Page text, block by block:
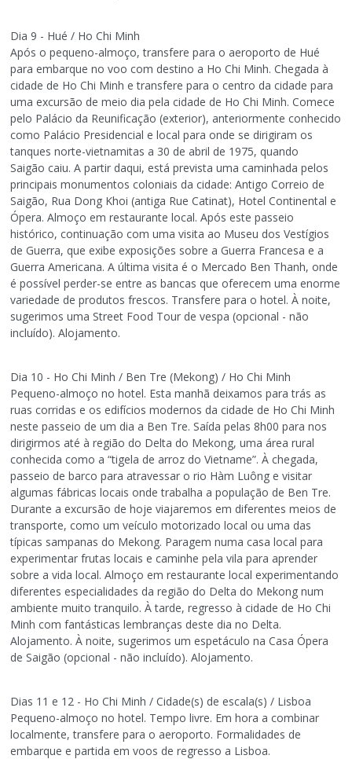
Dia 9 - Hué / Ho Chi Minh
Após o pequeno-almoço, transfere para o aeroporto de Hué
para embarque no voo com destino a Ho Chi Minh. Chegada à
cidade de Ho Chi Minh e transfere para o centro da cidade para
uma excursão de meio dia pela cidade de Ho Chi Minh. Comece
pelo Palácio da Reunificação (exterior), anteriormente conhecido
como Palácio Presidencial e local para onde se dirigiram os
tanques norte-vietnamitas a 30 de abril de 1975, quando
Saigão caiu. A partir daqui, está prevista uma caminhada pelos
principais monumentos coloniais da cidade: Antigo Correio de
Saigão, Rua Dong Khoi (antiga Rue Catinat), Hotel Continental e
Ópera. Almoço em restaurante local. Após este passeio
histórico, continuação com uma visita ao Museu dos Vestígios
de Guerra, que exibe exposições sobre a Guerra Francesa e a
Guerra Americana. A última visita é o Mercado Ben Thanh, onde
é possível perder-se entre as bancas que oferecem uma enorme
variedade de produtos frescos. Transfere para o hotel. À noite,
sugerimos uma Street Food Tour de vespa (opcional - não
incluído). Alojamento.
Dia 10 - Ho Chi Minh / Ben Tre (Mekong) / Ho Chi Minh
Pequeno-almoço no hotel. Esta manhã deixamos para trás as
ruas corridas e os edifícios modernos da cidade de Ho Chi Minh
neste passeio de um dia a Ben Tre. Saída pelas 8h00 para nos
dirigirmos até à região do Delta do Mekong, uma área rural
conhecida como a “tigela de arroz do Vietname”. À chegada,
passeio de barco para atravessar o rio Hàm Luông e visitar
algumas fábricas locais onde trabalha a população de Ben Tre.
Durante a excursão de hoje viajaremos em diferentes meios de
transporte, como um veículo motorizado local ou uma das
típicas sampanas do Mekong. Paragem numa casa local para
experimentar frutas locais e caminhe pela vila para aprender
sobre a vida local. Almoço em restaurante local experimentando
diferentes especialidades da região do Delta do Mekong num
ambiente muito tranquilo. À tarde, regresso à cidade de Ho Chi
Minh com fantásticas lembranças deste dia no Delta.
Alojamento. À noite, sugerimos um espetáculo na Casa Ópera
de Saigão (opcional - não incluído). Alojamento.
Dias 11 e 12 - Ho Chi Minh / Cidade(s) de escala(s) / Lisboa
Pequeno-almoço no hotel. Tempo livre. Em hora a combinar
localmente, transfere para o aeroporto. Formalidades de
embarque e partida em voos de regresso a Lisboa.